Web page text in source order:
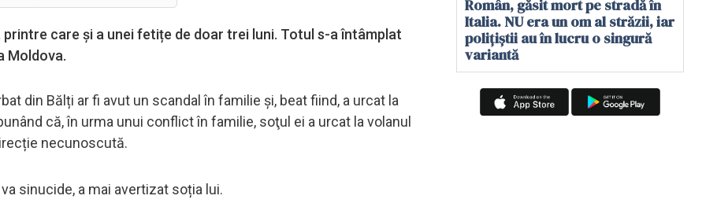
care și a unei fetițe de doar trei luni. Totul s-a întâmplat
Moldova.
din Bălți ar fi avut un scandal în familie și, beat fiind, a urcat la
că, în urma unui conflict în familie, soţul ei a urcat la volanul
necunoscută.
sinucide, a mai avertizat soția lui.
Român, găsit mort pe stradă în
Italia. NU era un om al străzii, iar
polițiștii au în lucru o singură
variantă